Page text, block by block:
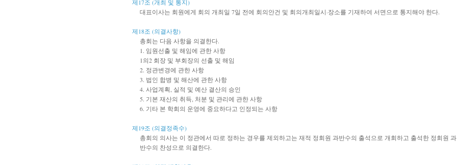
제17조 (개최 및 통지)
대표이사는 회원에게 회의 개최일 7일 전에 회의안건 및 회의개최일시·장소를 기재하여 서면으로 통지해야 한다.
제18조 (의결사항)
총회는 다음 사항을 의결한다.
1. 임원선출 및 해임에 관한 사항
1의2 회장 및 부회장의 선출 및 해임
2. 정관변경에 관한 사항
3. 법인 합병 및 해산에 관한 사항
4. 사업계획, 실적 및 예산 결산의 승인
5. 기본 재산의 취득, 처분 및 관리에 관한 사항
6. 기타 본 학회의 운영에 중요하다고 인정되는 사항
제19조 (의결정족수)
총회의 의사는 이 정관에서 따로 정하는 경우를 제외하고는 재적 정회원 과반수의 출석으로 개회하고 출석한 정회원 과
반수의 찬성으로 의결한다.